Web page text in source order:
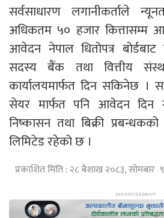
सर्वसाधारण लगानीकर्ताले
अधिकतम ५० हजार कित्तासम्म
आवेदन नेपाल धितोपत्र बोर्डबाट
सदस्य बैंक तथा वित्तीय
कार्यालयमार्फत दिन सकिनेछ ।
सेयर मार्फत पनि आवेदन
निष्कासन तथा बिक्री
लिमिटेड रहेको छ ।
प्रकाशित मिति : २८ बैशाख २०८३, सोमबार